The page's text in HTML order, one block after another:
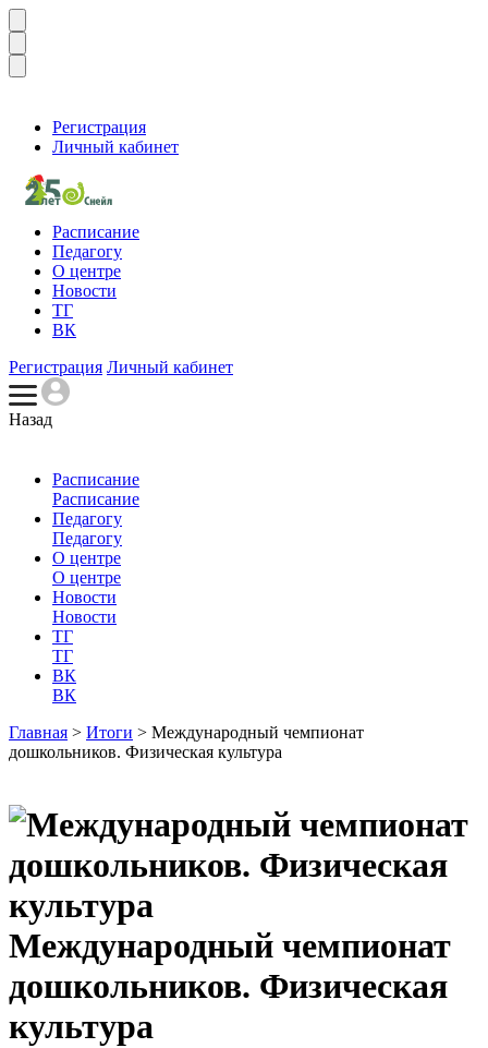
Регистрация
Личный кабинет
Расписание
Педагогу
О центре
Новости
ТГ
ВК
Регистрация Личный кабинет
Назад
Расписание
Расписание
Педагогу
Педагогу
О центре
О центре
Новости
Новости
ТГ
ТГ
ВК
ВК
Главная > Итоги > Международный чемпионат
дошкольников. Физическая культура
Международный чемпионат
дошкольников. Физическая
культура